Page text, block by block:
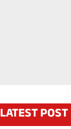
LATEST POST